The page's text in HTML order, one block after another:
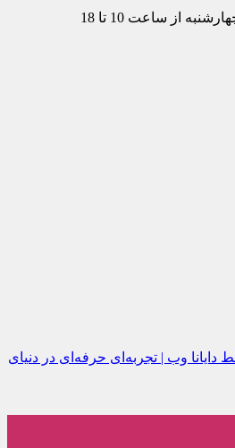
از ساعت 10 تا 18
وب | تجربه‌ای حرفه‌ای در دنیای